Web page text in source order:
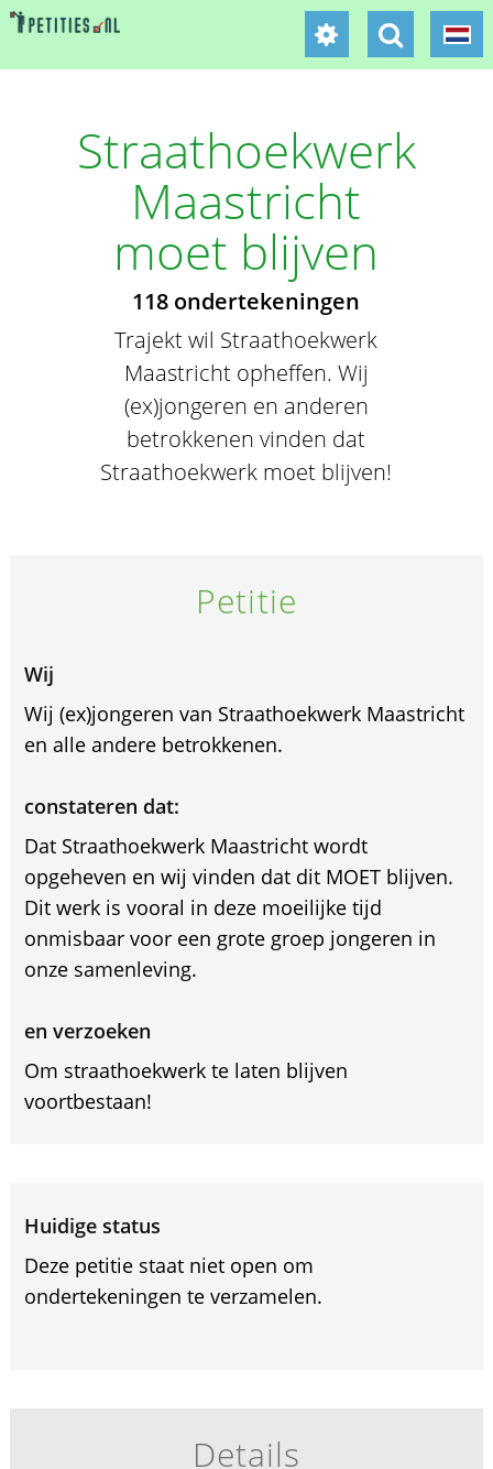
Straathoekwerk
Maastricht
moet blijven
118 ondertekeningen
Trajekt wil Straathoekwerk
Maastricht opheffen. Wij
(ex)jongeren en anderen
betrokkenen vinden dat
Straathoekwerk moet blijven!
Petitie
Wij
Wij (ex)jongeren van Straathoekwerk Maastricht
en alle andere betrokkenen.
constateren dat:
Dat Straathoekwerk Maastricht wordt
opgeheven en wij vinden dat dit MOET blijven.
Dit werk is vooral in deze moeilijke tijd
onmisbaar voor een grote groep jongeren in
onze samenleving.
en verzoeken
Om straathoekwerk te laten blijven
voortbestaan!
Huidige status
Deze petitie staat niet open om
ondertekeningen te verzamelen.
Details